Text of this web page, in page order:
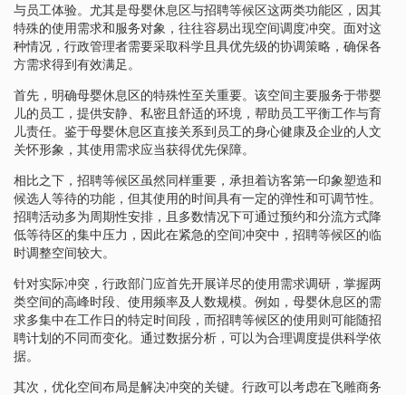
与员工体验。尤其是母婴休息区与招聘等候区这两类功能区，因其
特殊的使用需求和服务对象，往往容易出现空间调度冲突。面对这
种情况，行政管理者需要采取科学且具优先级的协调策略，确保各
方需求得到有效满足。
首先，明确母婴休息区的特殊性至关重要。该空间主要服务于带婴
儿的员工，提供安静、私密且舒适的环境，帮助员工平衡工作与育
儿责任。鉴于母婴休息区直接关系到员工的身心健康及企业的人文
关怀形象，其使用需求应当获得优先保障。
相比之下，招聘等候区虽然同样重要，承担着访客第一印象塑造和
候选人等待的功能，但其使用的时间具有一定的弹性和可调节性。
招聘活动多为周期性安排，且多数情况下可通过预约和分流方式降
低等待区的集中压力，因此在紧急的空间冲突中，招聘等候区的临
时调整空间较大。
针对实际冲突，行政部门应首先开展详尽的使用需求调研，掌握两
类空间的高峰时段、使用频率及人数规模。例如，母婴休息区的需
求多集中在工作日的特定时间段，而招聘等候区的使用则可能随招
聘计划的不同而变化。通过数据分析，可以为合理调度提供科学依
据。
其次，优化空间布局是解决冲突的关键。行政可以考虑在飞雕商务